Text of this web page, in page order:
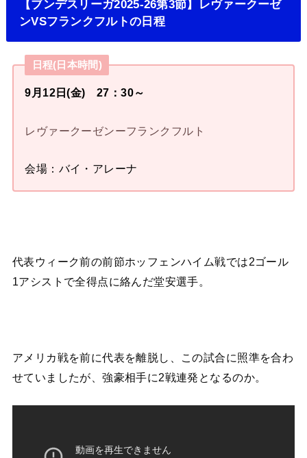
【ブンデスリーガ2025-26第3節】レヴァークーゼ
ンVSフランクフルトの日程
日程(日本時間)
9月12日(金) 27：30～
レヴァークーゼンーフランクフルト
会場：バイ・アレーナ
代表ウィーク前の前節ホッフェンハイム戦では2ゴール
1アシストで全得点に絡んだ堂安選手。
アメリカ戦を前に代表を離脱し、この試合に照準を合わ
せていましたが、強豪相手に2戦連発となるのか。